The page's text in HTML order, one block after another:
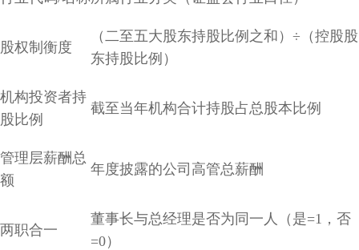
股权制衡度
（二至五大股东持股比例之和）÷（控股股
东持股比例）
机构投资者持
股比例
截至当年机构合计持股占总股本比例
管理层薪酬总
额
年度披露的公司高管总薪酬
两职合一
董事长与总经理是否为同一人（是=1，否
=0）